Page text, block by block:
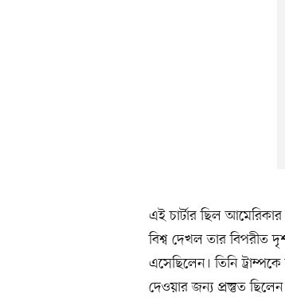
এই চার্টার ছিল
বিশ্ব দেখল তার বিপরীত
এসেছিলেন। তিনি
দেওয়ার জন্য প্রস্তুত